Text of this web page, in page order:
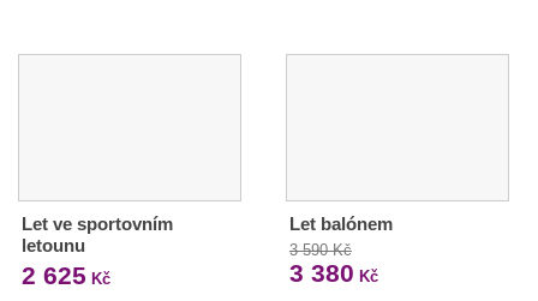
Let ve sportovním
letounu
2 625 Kč
Let balónem
3 590 Kč
3 380 Kč